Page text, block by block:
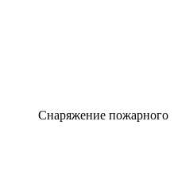
Снаряжение пожарного